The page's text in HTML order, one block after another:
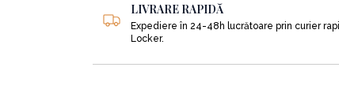
Tufișurile (coacăz, goji, afin...)
Plantele erbacee (roșii, ardei, varză,
• Plantele acoperitoare de sol (căpșun,
LIVRARE RAPIDĂ
Expediere în 24-48h lucrătoare prin curier
Locker.